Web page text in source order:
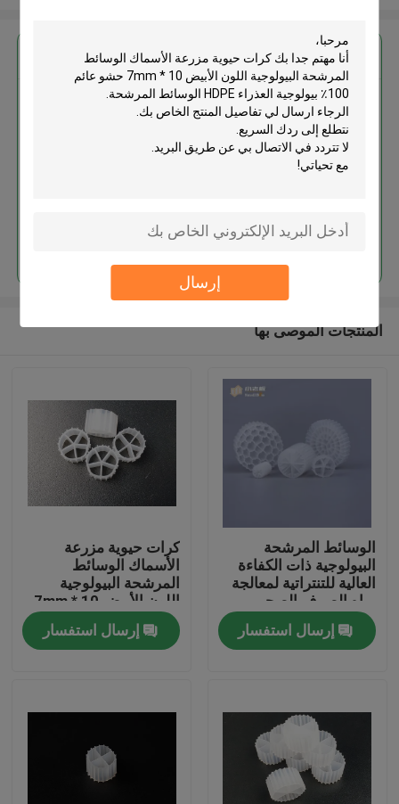
إرسال
منتجات
معلومات عنا
احصل على افضل سعر ل
كرات حيوية مزرعة الأسماك
الوسائط المرشحة البيولوجية اللون
استمر
المنتجات الموصى بها
الوسائط المرشحة
البيولوجية ذات الكفاءة
العالية للتنتراتية لمعالجة
مياه الصرف الصحي
الفعالة
إرسال استفسار
كرات حيوية مزرعة
الأسماك الوسائط
المرشحة البيولوجية
اللون الأبيض 10 * 7mm
حشو عائم 100٪ بيولوجية
العذراء HDPE الوسائط
المرشحة
إرسال استفسار